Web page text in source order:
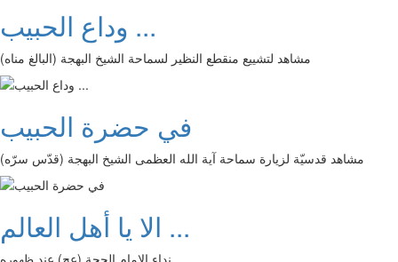
وداع الحبيب ...
مشاهد لتشييع منقطع النظير لسماحة الشيخ البهجة (البالغ مناه)
في حضرة الحبيب
مشاهد قدسيّة لزيارة سماحة آية الله العظمى الشيخ البهجة (قدّس سرّه)
الا يا أهل العالم ...
نداء الامام الحجة (عج) عند ظهوره